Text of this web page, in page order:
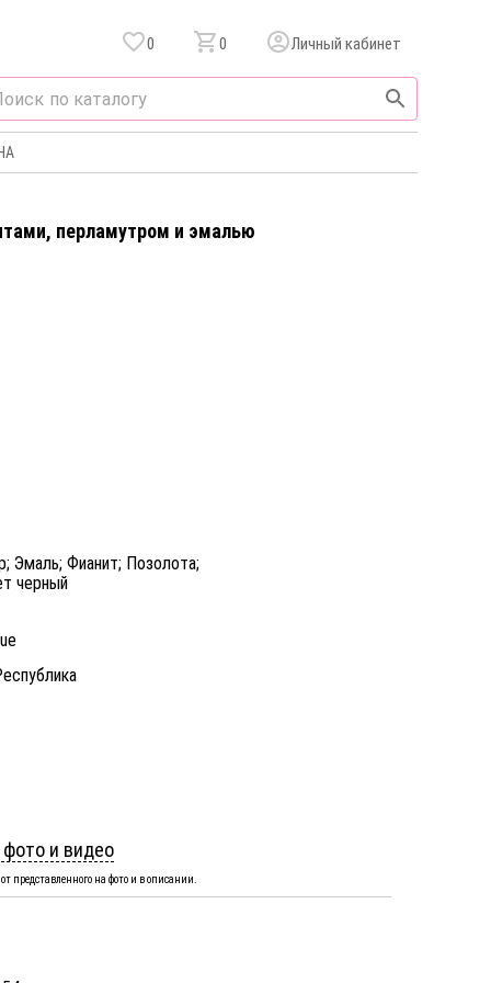
0 0 Личный кабинет
перламутром и эмалью
Эмаль; Фианит; Позолота;
черный
и видео
представленного на фото и в описании.